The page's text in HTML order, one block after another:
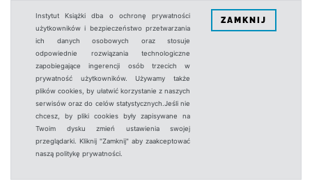
Instytut Książki dba o ochronę prywatności
użytkowników i bezpieczeństwo przetwarzania
ich danych osobowych oraz stosuje
odpowiednie rozwiązania technologiczne
zapobiegające ingerencji osób trzecich w
prywatność użytkowników. Używamy także
plików cookies, by ułatwić korzystanie z naszych
serwisów oraz do celów statystycznych.Jeśli nie
chcesz, by pliki cookies były zapisywane na
Twoim dysku zmień ustawienia swojej
przeglądarki. Kliknij "Zamknij" aby zaakceptować
naszą politykę prywatności.
ZAMKNIJ